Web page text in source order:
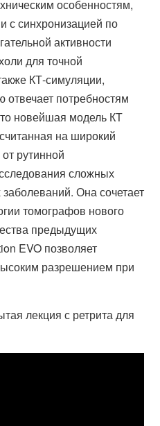
особенностям,
с синхронизацией по
активности
для точной
КТ-симуляции,
отвечает потребностям
новейшая модель КТ
на широкий
рутинной
сложных
Она сочетает
томографов нового
предыдущих
EVO позволяет
разрешением при
лекция с ретрита для